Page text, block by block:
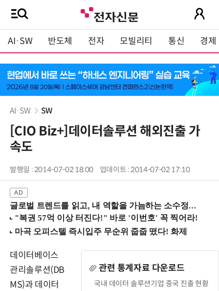
AI·SW 반도체 전자 모빌리티 통신 경제
AI·SW SW
[CIO Biz+]데이터솔루션 해외진출 가
속도
발행일 : 2014-07-02 18:00 업데이트 : 2014-07-02 17:10
글로벌 트렌드를 읽고, 내 역할을 가늠하는 소수정예 실습 워크숍 (8/28 신논현역)
관련 통계자료 다운로드
국내 데이터 솔루션기업 중국 진출 현황
데이터베이스
관리솔루션(DB
MS)과 데이터